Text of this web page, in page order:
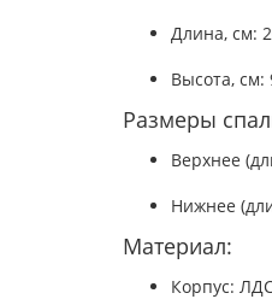
Длина, см:
Высота, см:
Размеры
Верхнее
Нижнее
Материал:
Корпус: